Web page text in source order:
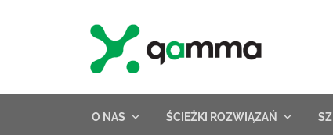
O NAS ŚCIEŻKI ROZWIĄZAŃ